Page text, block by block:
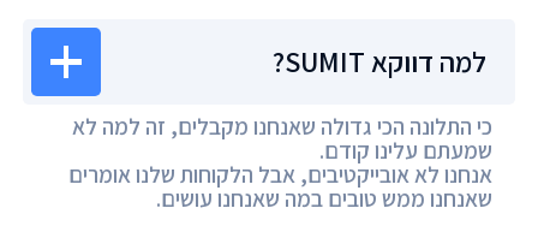
למה דווקא SUMIT?
כי התלונה הכי גדולה שאנחנו מקבלים, זה למה לא
שמעתם עלינו קודם.
אנחנו לא אובייקטיבים, אבל הלקוחות שלנו אומרים
שאנחנו ממש טובים במה שאנחנו עושים.